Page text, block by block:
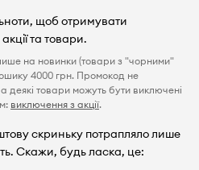
щоб отримувати
та товари.
на новинки (товари з "чорними"
4000 грн. Промокод не
деякі товари можуть бути виключені
виключення з акції.
скриньку потрапляло лише
Скажи, будь ласка, це: